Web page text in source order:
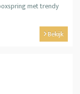
met trendy
Bekijk